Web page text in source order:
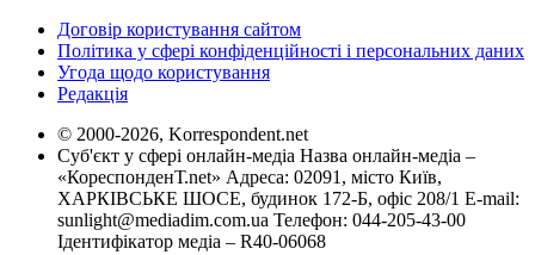
Договір користування сайтом
Політика у сфері конфіденційності і персональних даних
Угода щодо користування
Редакція
© 2000-2026, Korrespondent.net
Суб'єкт у сфері онлайн-медіа Назва онлайн-медіа –
«КореспонденТ.net» Адреса: 02091, місто Київ,
ХАРКІВСЬКЕ ШОСЕ, будинок 172-Б, офіс 208/1 E-mail:
sunlight@mediadim.com.ua Телефон: 044-205-43-00
Ідентифікатор медіа – R40-06068